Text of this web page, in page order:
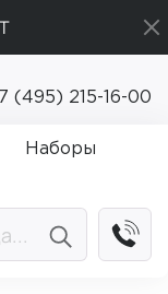
5 000₽
5 000₽
(495) 215-16-00
Наборы